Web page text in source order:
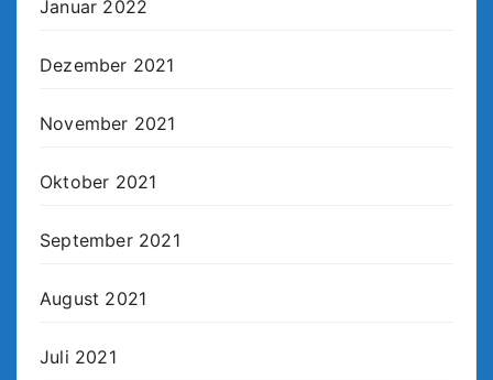
Januar 2022
Dezember 2021
November 2021
Oktober 2021
September 2021
August 2021
Juli 2021